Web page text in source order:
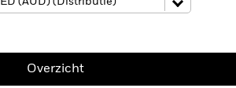
Overzicht